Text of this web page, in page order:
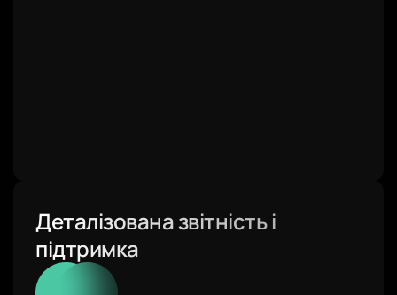
Деталізована звітність і
підтримка